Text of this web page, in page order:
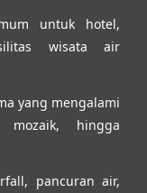
untuk hotel,
wisata air
yang mengalami
mozaik, hingga
pancuran air,